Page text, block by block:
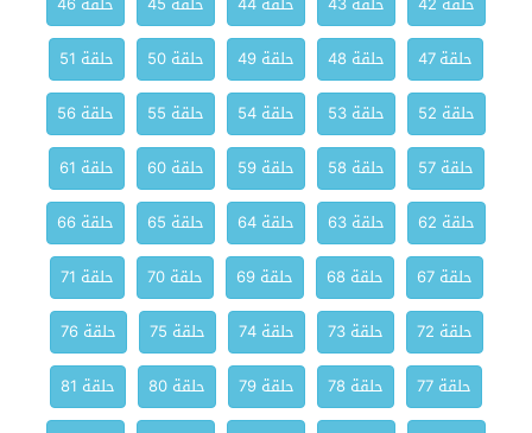
حلقة 47
حلقة 48 حلقة 49 حلقة 50
حلقة 51
حلقة 52
حلقة 53 حلقة 54 حلقة 55
حلقة 56
حلقة 57
حلقة 58 حلقة 59 حلقة 60
حلقة 61
حلقة 62
حلقة 63 حلقة 64 حلقة 65
حلقة 66
حلقة 67
حلقة 68 حلقة 69 حلقة 70
حلقة 71
حلقة 72
حلقة 73 حلقة 74 حلقة 75
حلقة 76
حلقة 77
حلقة 78 حلقة 79 حلقة 80
حلقة 81